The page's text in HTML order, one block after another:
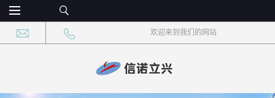
欢迎来到我们的网站